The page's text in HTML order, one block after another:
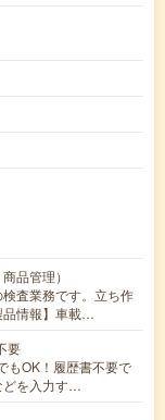
品管理）
査業務です。立ち作
品情報】車載…
要
もOK！履歴書不要で
どを入力す…